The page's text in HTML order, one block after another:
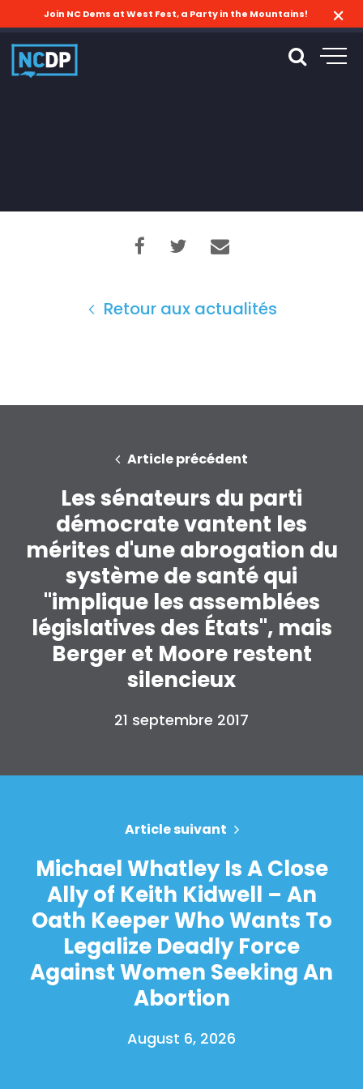
Join NC Dems at West Fest, a Party in the Mountains!
Retour aux actualités
Article précédent
Les sénateurs du parti
démocrate vantent les
mérites d'une abrogation du
système de santé qui
"implique les assemblées
législatives des États", mais
Berger et Moore restent
silencieux
21 septembre 2017
Article suivant
Michael Whatley Is A Close
Ally of Keith Kidwell – An
Oath Keeper Who Wants To
Legalize Deadly Force
Against Women Seeking An
Abortion
August 6, 2026